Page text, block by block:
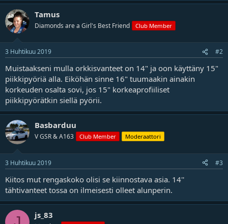
o
i
t
t
a
j
r
ä
Tamus
Diamonds are a Girl's Best Friend Club Member
3 Huhtikuu 2019 #2
Muistaakseni mulla orkkisvanteet on 14" ja oon käyttäny 15"
piikkipyöriä alla. Eiköhän sinne 16" tuumaakin ainakin
korkeuden osalta sovi, jos 15" korkeaprofiiliset
piikkipyörätkin siellä pyörii.
Basbarduu
V GSR & A163 Club Member Moderaattori
3 Huhtikuu 2019 #3
Kiitos mut rengaskoko olisi se kiinnostava asia. 14''
tähtivanteet tossa on ilmeisesti olleet alunperin.
js_83